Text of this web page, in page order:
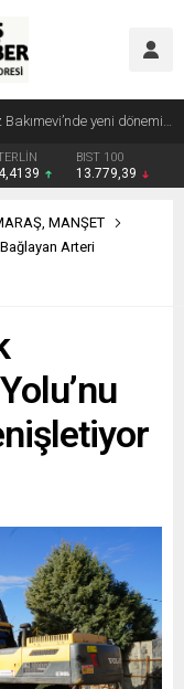
Coşkusu
BIST 100
13.779,39
, MANŞET
Arteri